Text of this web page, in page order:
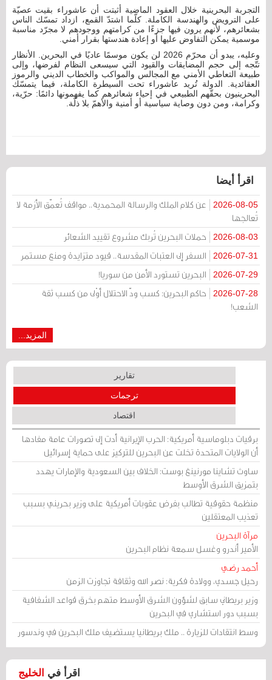
التجربة البحرينية خلال العقود الماضية أثبتت أن عاشوراء بقيت عصيّة
على الترويض والهندسة الكاملة. كلّما اشتدّ القمع، ازداد تمسّك الناس
بشعائرهم، لأنهم يرون فيها جزءًا من كرامتهم ووجودهم لا مجرّد مناسبة
موسمية يمكن التفاوض عليها أو إعادة هندستها بقرار أمني.
وعليه، يبدو أن محرّم 2026 لن يكون موسمًا عاديًا في البحرين. الأنظار
تتّجه إلى حجم المضايقات والقيود التي سيسعى النظام لفرضها، وإلى
طبيعة التعاطي الأمني مع المجالس والمواكب والخطاب الديني والرموز
العقائدية. الدولة تُريد عاشوراء تحت السيطرة الكاملة، فيما يتمسّك
البحرينيون بحقّهم الطبيعي في إحياء شعائرهم كما يفهمونها دائمًا: حرّية،
وكرامة، ومن دون وصاية سياسية أو أمنية والأهمّ بلا ذلّة.
اقرأ أيضا
2026-08-05
عن كلام الملك والرسالة المحمدية.. مواقف تُعمّق الأزمة لا
تُعالجها
2026-08-03 حملات البحرين تُربك مشروع تقييد الشعائر
2026-07-31 السفر إلى العتبات المقدسة.. قيود متزايدة ومنع مستمر
2026-07-29 البحرين تستورد الأمن من سوريا!
2026-07-28
حاكم البحرين: كسب ودّ الاحتلال أوْلى من كسب ثقة
الشعب!
المزيد...
تقارير
ترجمات
اقتصاد
برقيات دبلوماسية أمريكية: الحرب الإيرانية أدت إلى تصورات عامة مفادها
أن الولايات المتحدة تخلت عن البحرين للتركيز على حماية إسرائيل
ساوث تشاينا مورنينغ بوست: الخلاف بين السعودية والإمارات يهدد
بتمزيق الشرق الأوسط
منظمة حقوقية تطالب بفرض عقوبات أمريكية على وزير بحريني بسبب
تعذيب المعتقلين
مرآة البحرين
الأمير أندرو وغسل سمعة نظام البحرين
أحمد رضي
رحيل جسدي، وولادة فكرية: نصر الله وثقافة تجاوزت الزمن
وزير بريطاني سابق لشؤون الشرق الأوسط متهم بخرق قواعد الشفافية
بسبب دور استشاري في البحرين
وسط انتقادات للزيارة .. ملك بريطانيا يستضيف ملك البحرين في وندسور
اقرأ في الخليج